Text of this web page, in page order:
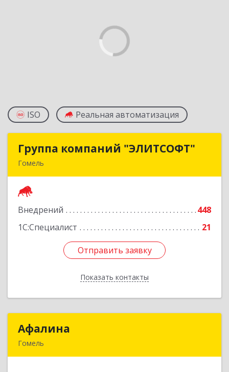
ISO Реальная автоматизация
Группа компаний "ЭЛИТСОФТ"
Гомель
Внедрений
448
1С:Специалист
21
Отправить заявку
Показать контакты
Группа компаний "ЭЛИТСОФТ"
Подробнее
Отправить заявку
Назад
Афалина
Гомель